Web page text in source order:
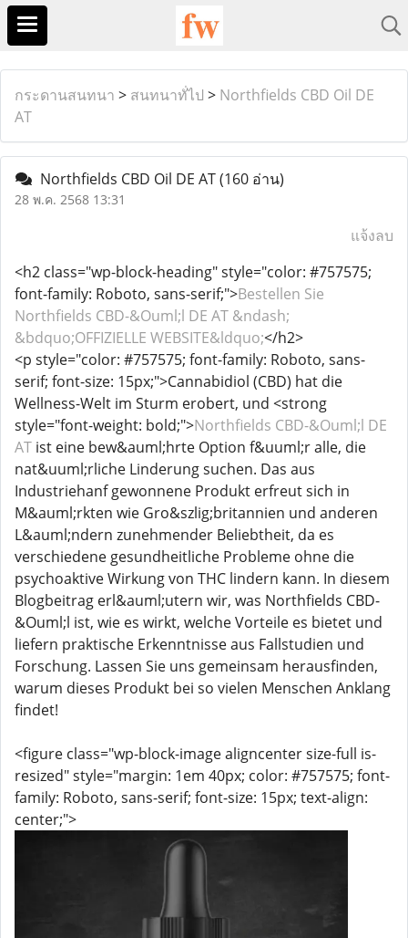
กระดานสนทนา > สนทนาทั่ไป > Northfields CBD Oil DE
AT
Northfields CBD Oil DE AT(160 อ่าน)
28 พ.ค. 2568 13:31
แจ้งลบ
<h2 class="wp-block-heading" style="color: #757575;
font-family: Roboto, sans-serif;">Bestellen Sie
Northfields CBD-&Ouml;l DE AT &ndash;
&bdquo;OFFIZIELLE WEBSITE&ldquo;</h2>
<p style="color: #757575; font-family: Roboto, sans-
serif; font-size: 15px;">Cannabidiol (CBD) hat die
Wellness-Welt im Sturm erobert, und <strong
style="font-weight: bold;">Northfields CBD-&Ouml;l DE
AT ist eine bew&auml;hrte Option f&uuml;r alle, die
nat&uuml;rliche Linderung suchen. Das aus
Industriehanf gewonnene Produkt erfreut sich in
M&auml;rkten wie Gro&szlig;britannien und anderen
L&auml;ndern zunehmender Beliebtheit, da es
verschiedene gesundheitliche Probleme ohne die
psychoaktive Wirkung von THC lindern kann. In diesem
Blogbeitrag erl&auml;utern wir, was Northfields CBD-
&Ouml;l ist, wie es wirkt, welche Vorteile es bietet und
liefern praktische Erkenntnisse aus Fallstudien und
Forschung. Lassen Sie uns gemeinsam herausfinden,
warum dieses Produkt bei so vielen Menschen Anklang
findet!
<figure class="wp-block-image aligncenter size-full is-
resized" style="margin: 1em 40px; color: #757575; font-
family: Roboto, sans-serif; font-size: 15px; text-align:
center;">